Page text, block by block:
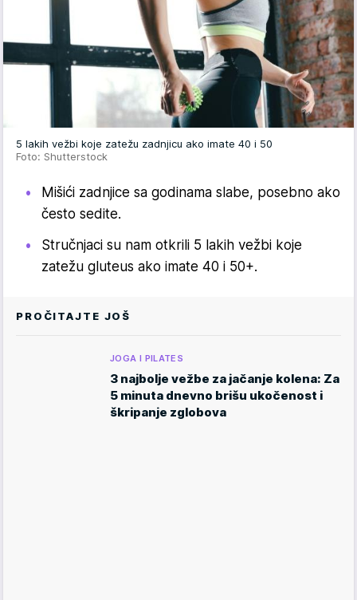
5 lakih vežbi koje zatežu zadnjicu ako imate 40 i 50
Foto: Shutterstock
Mišići zadnjice sa godinama slabe, posebno ako
često sedite.
Stručnjaci su nam otkrili 5 lakih vežbi koje
zatežu gluteus ako imate 40 i 50+.
PROČITAJTE JOŠ
JOGA I PILATES
3 najbolje vežbe za jačanje kolena: Za
5 minuta dnevno brišu ukočenost i
škripanje zglobova